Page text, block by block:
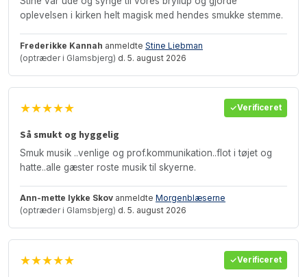
oplevelsen i kirken helt magisk med hendes smukke stemme.
Frederikke Kannah anmeldte Stine Liebman
(optræder i Glamsbjerg) d. 5. august 2026
★★★★★ Verificeret
Så smukt og hyggelig
Smuk musik ..venlige og prof.kommunikation..flot i tøjet og
hatte..alle gæster roste musik til skyerne.
Ann-mette lykke Skov anmeldte Morgenblæserne
(optræder i Glamsbjerg) d. 5. august 2026
★★★★★ Verificeret